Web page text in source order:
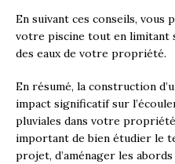
En suivant ces conseils,
votre piscine tout en limitant
des eaux de votre propriété.
En résumé, la construction
impact significatif sur
pluviales dans votre
important de bien étudier le
projet, d’aménager les